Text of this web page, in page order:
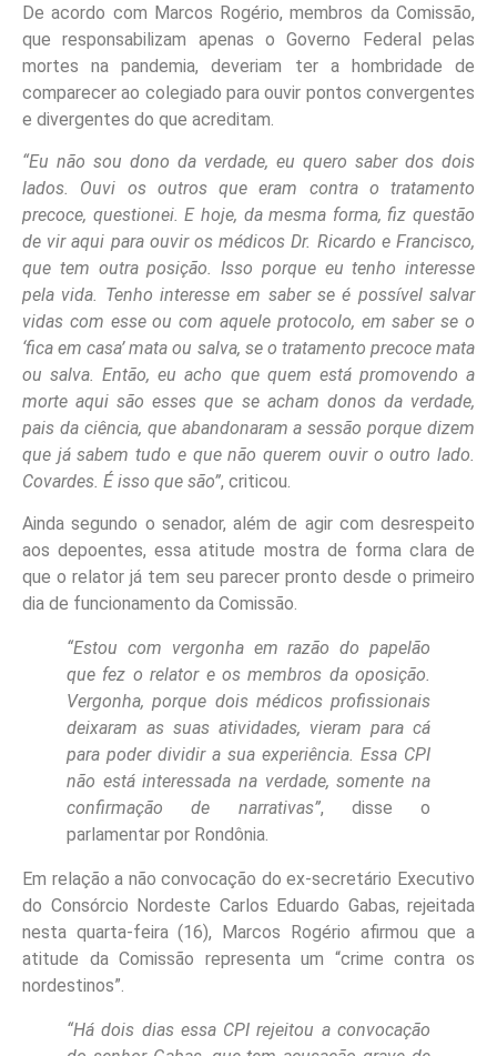
De acordo com Marcos Rogério, membros da Comissão,
que responsabilizam apenas o Governo Federal pelas
mortes na pandemia, deveriam ter a hombridade de
comparecer ao colegiado para ouvir pontos convergentes
e divergentes do que acreditam.
“Eu não sou dono da verdade, eu quero saber dos dois
lados. Ouvi os outros que eram contra o tratamento
precoce, questionei. E hoje, da mesma forma, fiz questão
de vir aqui para ouvir os médicos Dr. Ricardo e Francisco,
que tem outra posição. Isso porque eu tenho interesse
pela vida. Tenho interesse em saber se é possível salvar
vidas com esse ou com aquele protocolo, em saber se o
‘fica em casa’ mata ou salva, se o tratamento precoce mata
ou salva. Então, eu acho que quem está promovendo a
morte aqui são esses que se acham donos da verdade,
pais da ciência, que abandonaram a sessão porque dizem
que já sabem tudo e que não querem ouvir o outro lado.
Covardes. É isso que são”, criticou.
Ainda segundo o senador, além de agir com desrespeito
aos depoentes, essa atitude mostra de forma clara de
que o relator já tem seu parecer pronto desde o primeiro
dia de funcionamento da Comissão.
“Estou com vergonha em razão do papelão
que fez o relator e os membros da oposição.
Vergonha, porque dois médicos profissionais
deixaram as suas atividades, vieram para cá
para poder dividir a sua experiência. Essa CPI
não está interessada na verdade, somente na
confirmação de narrativas”, disse o
parlamentar por Rondônia.
Em relação a não convocação do ex-secretário Executivo
do Consórcio Nordeste Carlos Eduardo Gabas, rejeitada
nesta quarta-feira (16), Marcos Rogério afirmou que a
atitude da Comissão representa um “crime contra os
nordestinos”.
“Há dois dias essa CPI rejeitou a convocação